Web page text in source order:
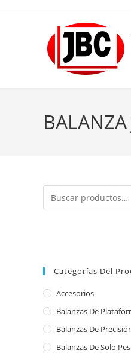
Categorías Del
Accesorios
Balanzas De
Balanzas De
Balanzas De Solo